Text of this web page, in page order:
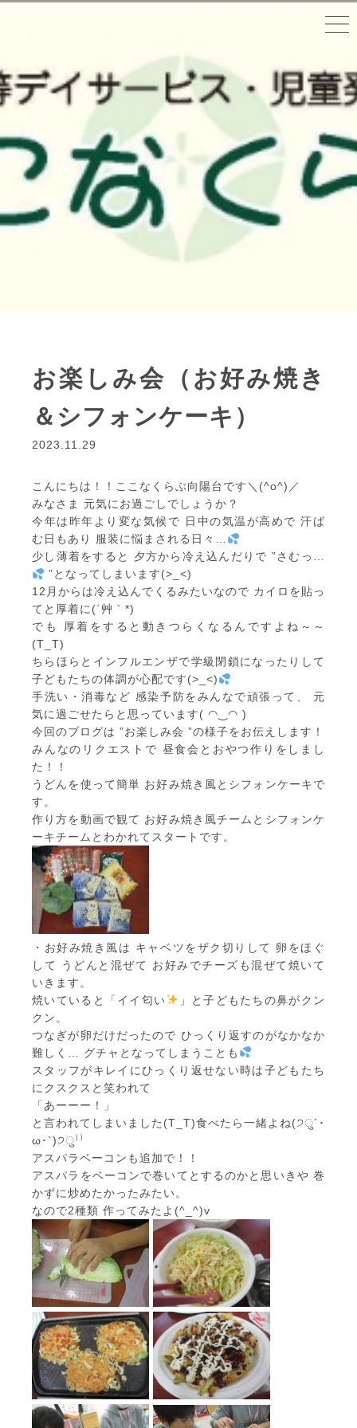
お楽しみ会（お好み焼き
＆シフォンケーキ）
2023.11.29
こんにちは！！ここなくらぶ向陽台です＼(^o^)／
みなさま 元気にお過ごしでしょうか？
今年は昨年より変な気候で 日中の気温が高めで 汗ば
む日もあり 服装に悩まされる日々…
少し薄着をすると 夕方から冷え込んだりで ”さむっ…
”となってしまいます(>_<)
12月からは冷え込んでくるみたいなので カイロを貼っ
てと厚着に(´艸｀*)
でも 厚着をすると動きつらくなるんですよね～～
(T_T)
ちらほらとインフルエンザで学級閉鎖になったりして
子どもたちの体調が心配です(>_<)
手洗い・消毒など 感染予防をみんなで頑張って、 元
気に過ごせたらと思っています( ◠‿◠ )
今回のブログは ”お楽しみ会 ”の様子をお伝えします！
みんなのリクエストで 昼食会とおやつ作りをしまし
た！！
うどんを使って簡単 お好み焼き風とシフォンケーキで
す。
作り方を動画で観て お好み焼き風チームとシフォンケ
ーキチームとわかれてスタートです。
・お好み焼き風は キャベツをザク切りして 卵をほぐ
して うどんと混ぜて お好みでチーズも混ぜて焼いて
いきます。
焼いていると「イイ匂い
」と子どもたちの鼻がクン
クン。
つなぎが卵だけだったので ひっくり返すのがなかなか
難しく… グチャとなってしまうことも
スタッフがキレイにひっくり返せない時は子どもたち
にクスクスと笑われて
「あーーー！」
と言われてしまいました(T_T)食べたら一緒よね(੭ु´･
ω･`)੭ु⁾⁾
アスパラベーコンも追加で！！
アスパラをベーコンで巻いてとするのかと思いきや 巻
かずに炒めたかったみたい。
なので2種類 作ってみたよ(^_^)v